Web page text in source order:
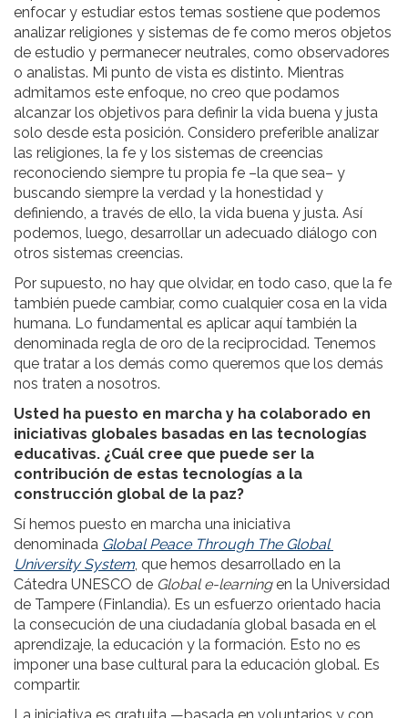
enfocar y estudiar estos temas sostiene que podemos
analizar religiones y sistemas de fe como meros objetos
de estudio y permanecer neutrales, como observadores
o analistas. Mi punto de vista es distinto. Mientras
admitamos este enfoque, no creo que podamos
alcanzar los objetivos para definir la vida buena y justa
solo desde esta posición. Considero preferible analizar
las religiones, la fe y los sistemas de creencias
reconociendo siempre tu propia fe –la que sea– y
buscando siempre la verdad y la honestidad y
definiendo, a través de ello, la vida buena y justa. Así
podemos, luego, desarrollar un adecuado diálogo con
otros sistemas creencias.
Por supuesto, no hay que olvidar, en todo caso, que la fe
también puede cambiar, como cualquier cosa en la vida
humana. Lo fundamental es aplicar aquí también la
denominada regla de oro de la reciprocidad. Tenemos
que tratar a los demás como queremos que los demás
nos traten a nosotros.
Usted ha puesto en marcha y ha colaborado en
iniciativas globales basadas en las tecnologías
educativas. ¿Cuál cree que puede ser la
contribución de estas tecnologías a la
construcción global de la paz?
Sí hemos puesto en marcha una iniciativa
denominada Global Peace Through The Global
University System, que hemos desarrollado en la
Cátedra UNESCO de Global e-learningen la Universidad
de Tampere (Finlandia). Es un esfuerzo orientado hacia
la consecución de una ciudadanía global basada en el
aprendizaje, la educación y la formación. Esto no es
imponer una base cultural para la educación global. Es
compartir.